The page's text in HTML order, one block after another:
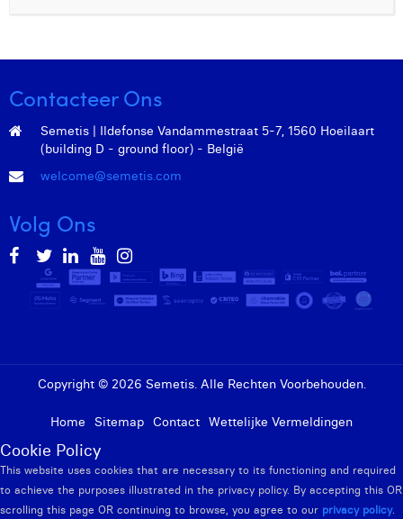
Lucas Taels
Manon Houppertz
Margaux Marien
Matthias Langenaeker
Ninon Chevalier
Olivia Lohest
Sebastiaan Reeskamp
Sven Bosschem
Thomas Kurevic
Thomas Riis
Contacteer Ons
Semetis | Ildefonse Vandammestraat 5-7, 1560 Hoeilaart
(building D - ground floor) - België
welcome@semetis.com
Volg Ons
Copyright © 2026 Semetis. Alle Rechten Voorbehouden.
Home Sitemap Contact Wettelijke Vermeldingen
Cookie Policy
This website uses cookies that are necessary to its functioning and required
to achieve the purposes illustrated in the privacy policy. By accepting this OR
scrolling this page OR continuing to browse, you agree to our privacy policy.